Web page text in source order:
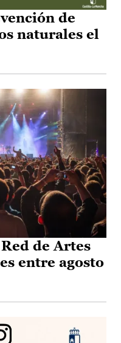
de
naturales el
de Artes
entre agosto